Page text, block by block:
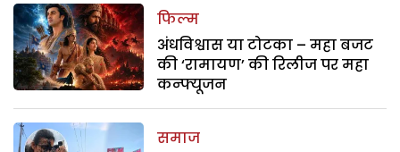
फिल्म
अंधविश्वास या टोटका – महा बजट
की ‘रामायण’ की रिलीज पर महा
कन्फ्यूजन
समाज